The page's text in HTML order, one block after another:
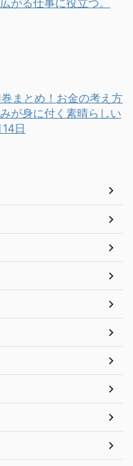
がる仕事に役立つ。
まとめ！お金の考え方
が身に付く素晴らしい
日